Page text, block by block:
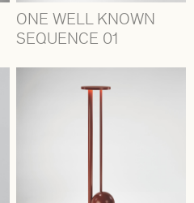
ONE WELL KNOWN
SEQUENCE 01